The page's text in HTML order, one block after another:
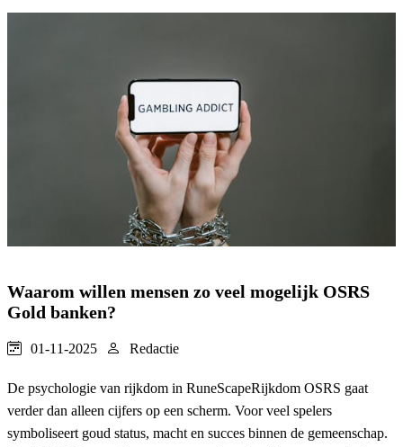
Waarom willen mensen zo veel mogelijk OSRS
Gold banken?
01-11-2025 Redactie
De psychologie van rijkdom in RuneScapeRijkdom OSRS gaat
verder dan alleen cijfers op een scherm. Voor veel spelers
symboliseert goud status, macht en succes binnen de gemeenschap.